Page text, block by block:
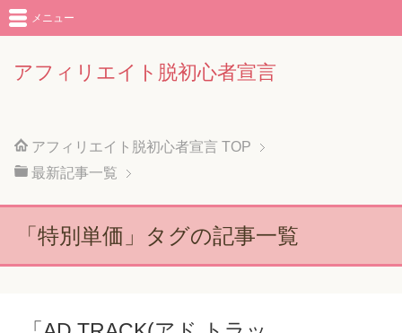
アフィリエイト脱初心者宣言
メニュー
アフィリエイト脱初心者宣言 TOP
最新記事一覧
「特別単価」タグの記事一覧